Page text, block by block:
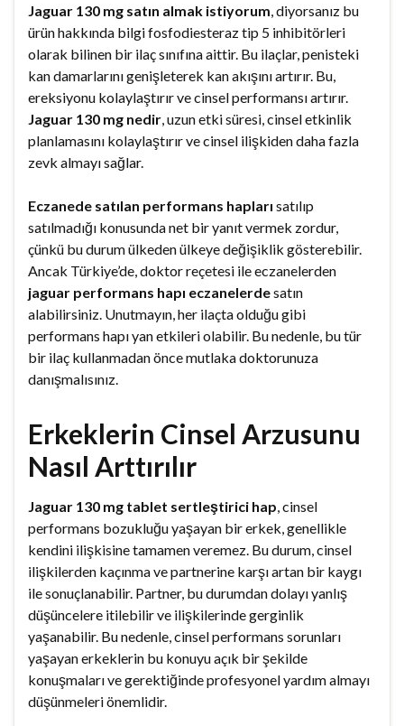
Jaguar 130 mg satın almak istiyorum, diyorsanız bu
ürün hakkında bilgi fosfodiesteraz tip 5 inhibitörleri
olarak bilinen bir ilaç sınıfına aittir. Bu ilaçlar, penisteki
kan damarlarını genişleterek kan akışını artırır. Bu,
ereksiyonu kolaylaştırır ve cinsel performansı artırır.
Jaguar 130 mg nedir, uzun etki süresi, cinsel etkinlik
planlamasını kolaylaştırır ve cinsel ilişkiden daha fazla
zevk almayı sağlar.
Eczanede satılan performans hapları satılıp
satılmadığı konusunda net bir yanıt vermek zordur,
çünkü bu durum ülkeden ülkeye değişiklik gösterebilir.
Ancak Türkiye’de, doktor reçetesi ile eczanelerden
jaguar performans hapı eczanelerdesatın
alabilirsiniz. Unutmayın, her ilaçta olduğu gibi
performans hapı yan etkileri olabilir. Bu nedenle, bu tür
bir ilaç kullanmadan önce mutlaka doktorunuza
danışmalısınız.
Erkeklerin Cinsel Arzusunu
Nasıl Arttırılır
Jaguar 130 mg tablet sertleştirici hap, cinsel
performans bozukluğu yaşayan bir erkek, genellikle
kendini ilişkisine tamamen veremez. Bu durum, cinsel
ilişkilerden kaçınma ve partnerine karşı artan bir kaygı
ile sonuçlanabilir. Partner, bu durumdan dolayı yanlış
düşüncelere itilebilir ve ilişkilerinde gerginlik
yaşanabilir. Bu nedenle, cinsel performans sorunları
yaşayan erkeklerin bu konuyu açık bir şekilde
konuşmaları ve gerektiğinde profesyonel yardım almayı
düşünmeleri önemlidir.